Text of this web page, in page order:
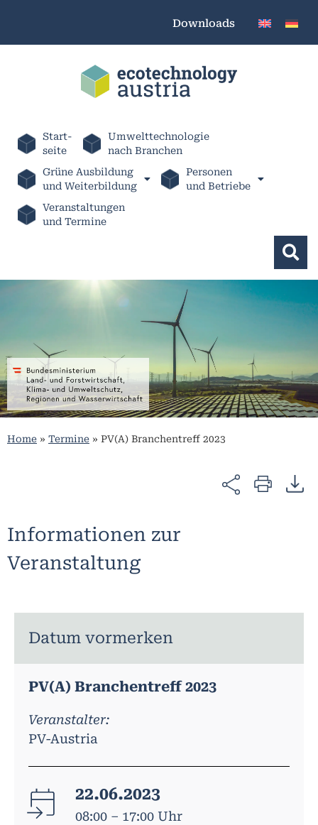
Downloads
Start-
seite
Umwelttechnologie
nach Branchen
Grüne Ausbildung
und Weiterbildung
Personen
und Betriebe
Veranstaltungen
und Termine
Home » Termine » PV(A) Branchentreff 2023
Informationen zur
Veranstaltung
Datum vormerken
PV(A) Branchentreff 2023
Veranstalter:
PV-Austria
22.06.2023
08:00 – 17:00 Uhr